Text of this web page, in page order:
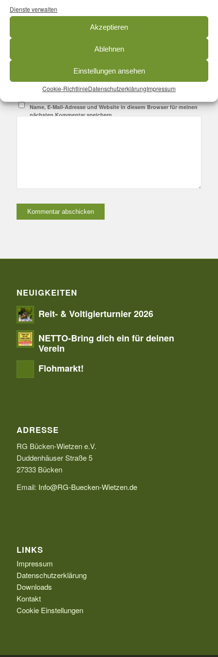
Dienste verwalten
Akzeptieren
Ablehnen
Einstellungen ansehen
Cookie-RichtlinieDatenschutzerklärungImpressum
Website
Name, E-Mail-Adresse und Website in diesem Browser für meinen
nächsten Kommentar speichern.
NEUIGKEITEN
Reit- & Voltigierturnier 2026
NETTO-Bring dich ein für deinen
Verein
Flohmarkt!
ADRESSE
RG Bücken-Wietzen e.V.
Duddenhäuser Straße 5
27333 Bücken
Email: Info@RG-Buecken-Wietzen.de
LINKS
Impressum
Datenschutzerklärung
Downloads
Kontakt
Cookie Einstellungen